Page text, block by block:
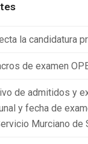
la candidatura
de examen
de admitidos y
y fecha de
Murciano de